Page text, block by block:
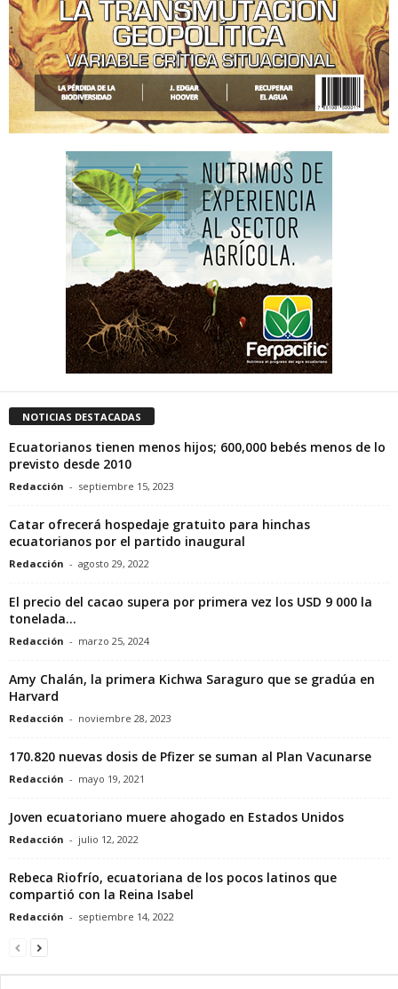
NOTICIAS DESTACADAS
Ecuatorianos tienen menos hijos; 600,000 bebés menos de lo
previsto desde 2010
Redacción - septiembre 15, 2023
Catar ofrecerá hospedaje gratuito para hinchas
ecuatorianos por el partido inaugural
Redacción - agosto 29, 2022
El precio del cacao supera por primera vez los USD 9 000 la
tonelada...
Redacción - marzo 25, 2024
Amy Chalán, la primera Kichwa Saraguro que se gradúa en
Harvard
Redacción - noviembre 28, 2023
170.820 nuevas dosis de Pfizer se suman al Plan Vacunarse
Redacción - mayo 19, 2021
Joven ecuatoriano muere ahogado en Estados Unidos
Redacción - julio 12, 2022
Rebeca Riofrío, ecuatoriana de los pocos latinos que
compartió con la Reina Isabel
Redacción - septiembre 14, 2022